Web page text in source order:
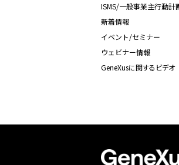
ISMS/一般事業主行動計
新着情報
イベント/セミナー
ウェビナー情報
GeneXusに関するビデオ